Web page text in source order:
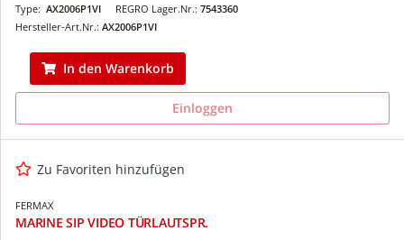
REGRO Lager.Nr.: 7543360
Type: AX2006P1VI
Hersteller-Art.Nr.: AX2006P1VI
In den Warenkorb
Einloggen
Zu Favoriten hinzufügen
FERMAX
MARINE SIP VIDEO TÜRLAUTSPR.